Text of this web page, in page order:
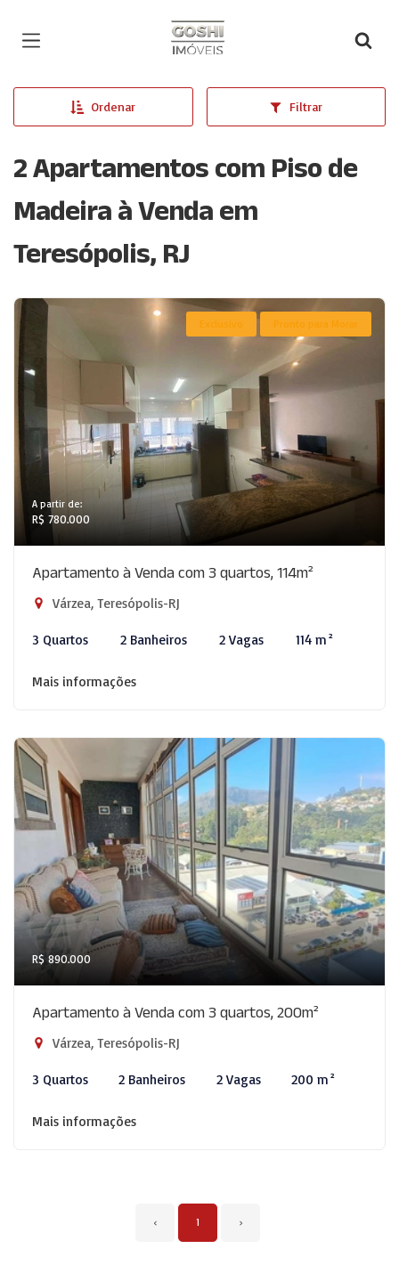
Página inicial
Ordenar Filtrar
2 Apartamentos com Piso de
Madeira à Venda em
Teresópolis, RJ
Exclusivo Pronto para Morar
A partir de:
R$ 780.000
Apartamento à Venda com 3 quartos, 114m²
Várzea, Teresópolis-RJ
3 Quartos 2 Banheiros 2 Vagas 114 m²
Mais informações
R$ 890.000
Apartamento à Venda com 3 quartos, 200m²
Várzea, Teresópolis-RJ
3 Quartos 2 Banheiros 2 Vagas 200 m²
Mais informações
‹ 1 ›